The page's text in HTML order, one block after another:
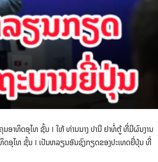
ອາທິດອຸໄທ ຊັ້ນ I ໃຫ້ ທ່ານນາງ ປານີ ຢາທໍ່ຕູ້ ທີ່ມີຜົນງານ
ດອຸໄທ ຊັ້ນ I ເປັນຫລຽນອັນຊົງກຽດຂອງປະເທດຍີ່ປຸ່ນ ທີ່